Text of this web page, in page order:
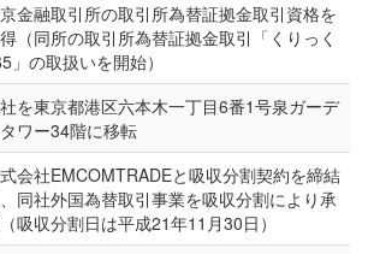
金融取引所の取引所為替証拠金取引資格を
（同所の取引所為替証拠金取引「くりっく
」の取扱いを開始）
を東京都港区六本木一丁目6番1号泉ガーデ
ワー34階に移転
会社EMCOMTRADEと吸収分割契約を締結
同社外国為替取引事業を吸収分割により承
吸収分割日は平成21年11月30日）